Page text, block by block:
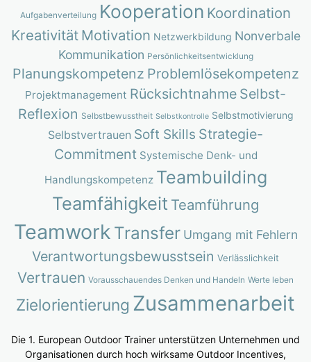
Aufgabenverteilung Kooperation Koordination
Kreativität Motivation Netzwerkbildung Nonverbale
Kommunikation Persönlichkeitsentwicklung
Planungskompetenz Problemlösekompetenz
Projektmanagement Rücksichtnahme Selbst-
Reflexion Selbstbewusstheit Selbstkontrolle Selbstmotivierung
Selbstvertrauen Soft Skills Strategie-
Commitment Systemische Denk- und
Handlungskompetenz Teambuilding
Teamfähigkeit Teamführung
Teamwork Transfer Umgang mit Fehlern
Verantwortungsbewusstsein Verlässlichkeit
Vertrauen Vorausschauendes Denken und Handeln Werte leben
Zielorientierung Zusammenarbeit
Die 1. European Outdoor Trainer unterstützen Unternehmen und
Organisationen durch hoch wirksame Outdoor Incentives,